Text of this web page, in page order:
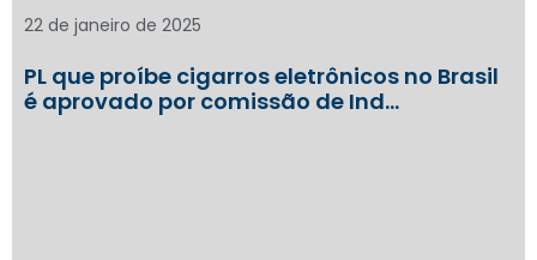
PL que proíbe cigarros eletrônicos no Brasil
é aprovado por comissão de Ind…
22 de janeiro de 2025